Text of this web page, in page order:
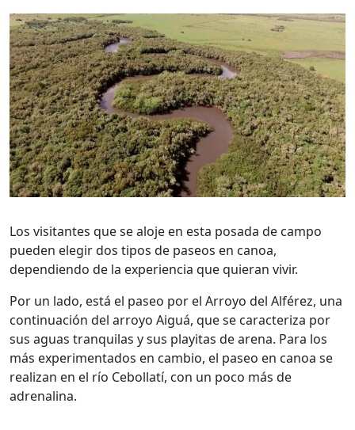
Los visitantes que se aloje en esta posada de campo
pueden elegir dos tipos de paseos en canoa,
dependiendo de la experiencia que quieran vivir.
Por un lado, está el paseo por el Arroyo del Alférez, una
continuación del arroyo Aiguá, que se caracteriza por
sus aguas tranquilas y sus playitas de arena. Para los
más experimentados en cambio, el paseo en canoa se
realizan en el río Cebollatí, con un poco más de
adrenalina.